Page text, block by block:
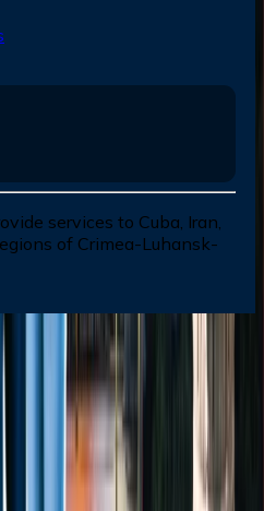
services to Cuba, Iran,
of Crimea-Luhansk-
Deals!